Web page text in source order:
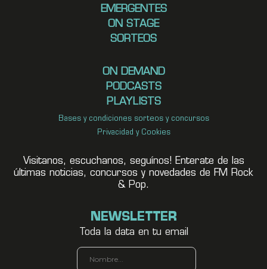
EMERGENTES
ON STAGE
SORTEOS
ON DEMAND
PODCASTS
PLAYLISTS
Bases y condiciones sorteos y concursos
Privacidad y Cookies
Visitanos, escuchanos, seguínos! Enterate de las
últimas noticias, concursos y novedades de FM Rock
& Pop.
NEWSLETTER
Toda la data en tu email